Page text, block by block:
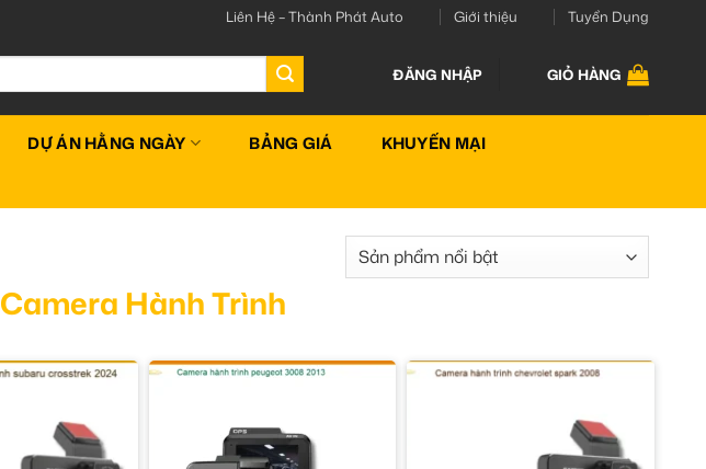
Liên Hệ – Thành Phát Auto Giới thiệu Tuyển Dụng
ĐĂNG NHẬP GIỎ HÀNG
DỰ ÁN HẰNG NGÀY BẢNG GIÁ KHUYẾN MẠI
Camera Hành Trình